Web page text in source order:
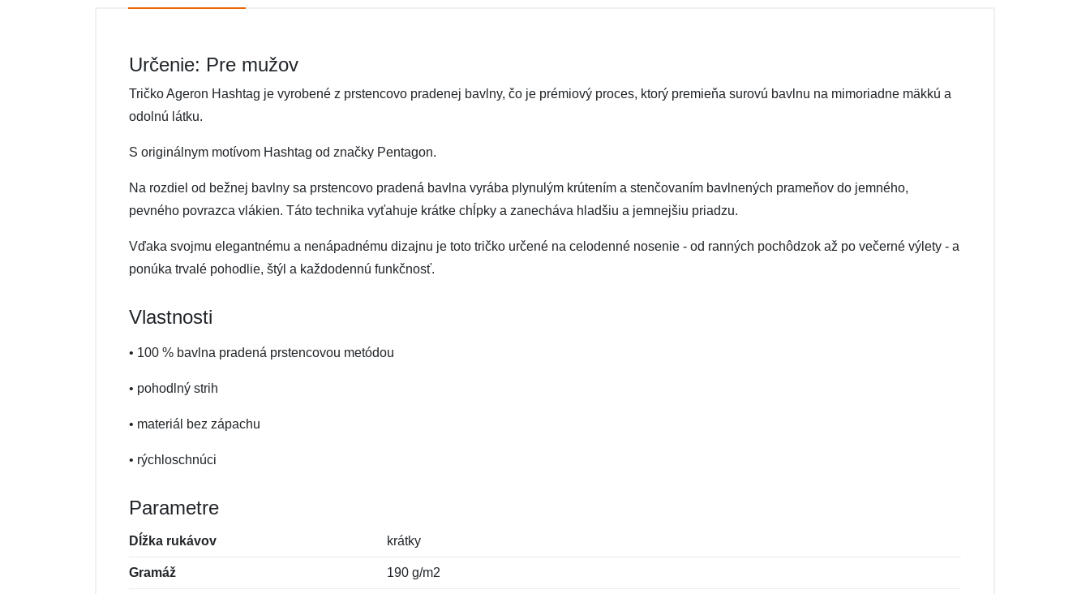
Určenie: Pre mužov
Tričko Ageron Hashtag je vyrobené z prstencovo pradenej bavlny, čo je prémiový proces, ktorý premieňa surovú bavlnu na mimoriadne mäkkú a
odolnú látku.
S originálnym motívom Hashtag od značky Pentagon.
Na rozdiel od bežnej bavlny sa prstencovo pradená bavlna vyrába plynulým krútením a stenčovaním bavlnených prameňov do jemného, ​​
pevného povrazca vlákien. Táto technika vyťahuje krátke chĺpky a zanecháva hladšiu a jemnejšiu priadzu.
Vďaka svojmu elegantnému a nenápadnému dizajnu je toto tričko určené na celodenné nosenie - od ranných pochôdzok až po večerné výlety - a
ponúka trvalé pohodlie, štýl a každodennú funkčnosť.
Vlastnosti
• 100 % bavlna pradená prstencovou metódou
• pohodlný strih
• materiál bez zápachu
• rýchloschnúci
Parametre
Dĺžka rukávov krátky
Gramáž 190 g/m2